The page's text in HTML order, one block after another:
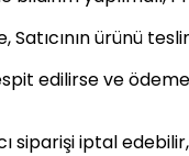
ürünü
edilirse ve
siparişi iptal